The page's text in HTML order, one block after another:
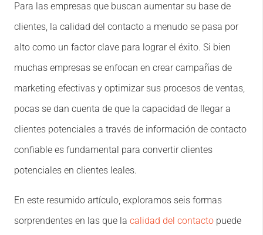
Para las empresas que buscan aumentar su base de
clientes, la calidad del contacto a menudo se pasa por
alto como un factor clave para lograr el éxito. Si bien
muchas empresas se enfocan en crear campañas de
marketing efectivas y optimizar sus procesos de ventas,
pocas se dan cuenta de que la capacidad de llegar a
clientes potenciales a través de información de contacto
confiable es fundamental para convertir clientes
potenciales en clientes leales.
En este resumido artículo, exploramos seis formas
sorprendentes en las que la calidad del contacto puede